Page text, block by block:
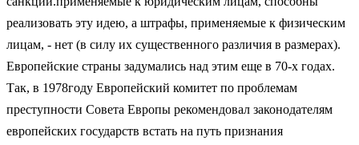
реализовать эту идею, а штрафы, применяемые к физическим
лицам, - нет (в силу их существенного различия в размерах).
Европейские страны задумались над этим еще в 70-х годах.
Так, в 1978году Европейский комитет по проблемам
преступности Совета Европы рекомендовал законодателям
европейских государств встать на путь признания